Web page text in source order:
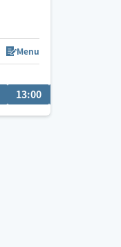
22:30
セージ
承って
Menu
13:00